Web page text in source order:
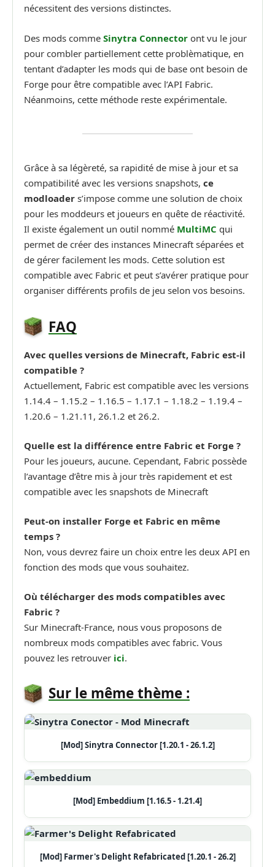
nécessitent des versions distinctes.
Des mods comme Sinytra Connector ont vu le jour
pour combler partiellement cette problèmatique, en
tentant d’adapter les mods qui de base ont besoin de
Forge pour être compatible avec l’API Fabric.
Néanmoins, cette méthode reste expérimentale.
Grâce à sa légèreté, sa rapidité de mise à jour et sa
compatibilité avec les versions snapshots, ce
modloader s’impose comme une solution de choix
pour les moddeurs et joueurs en quête de réactivité.
Il existe également un outil nommé MultiMC qui
permet de créer des instances Minecraft séparées et
de gérer facilement les mods. Cette solution est
compatible avec Fabric et peut s’avérer pratique pour
organiser différents profils de jeu selon vos besoins.
FAQ
Avec quelles versions de Minecraft, Fabric est-il
compatible ?
Actuellement, Fabric est compatible avec les versions
1.14.4 – 1.15.2 – 1.16.5 – 1.17.1 – 1.18.2 – 1.19.4 –
1.20.6 – 1.21.11, 26.1.2 et 26.2.
Quelle est la différence entre Fabric et Forge ?
Pour les joueurs, aucune. Cependant, Fabric possède
l’avantage d’être mis à jour très rapidement et est
compatible avec les snapshots de Minecraft
Peut-on installer Forge et Fabric en même
temps ?
Non, vous devrez faire un choix entre les deux API en
fonction des mods que vous souhaitez.
Où télécharger des mods compatibles avec
Fabric ?
Sur Minecraft-France, nous vous proposons de
nombreux mods compatibles avec fabric. Vous
pouvez les retrouver ici.
Sur le même thème :
[Mod] Sinytra Connector [1.20.1 - 26.1.2]
[Mod] Embeddium [1.16.5 - 1.21.4]
[Mod] Farmer's Delight Refabricated [1.20.1 - 26.2]